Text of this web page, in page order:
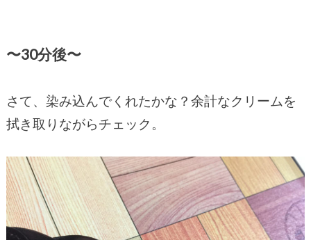
〜30分後〜
さて、染み込んでくれたかな？余計なクリームを
拭き取りながらチェック。